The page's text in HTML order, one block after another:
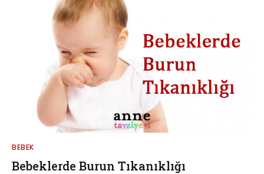
BEBEK
Bebeklerde Burun Tıkanıklığı